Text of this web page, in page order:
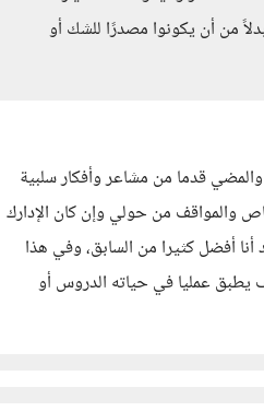
من أن يكونوا مصدرًا للشك أو
قدما من مشاعر وأفكار سلبية
والمواقف من حولي وإن كان الإدارك
أفضل كثيرا من السابق، وفي هذا
يطبق عمليا في حياته الدروس أو